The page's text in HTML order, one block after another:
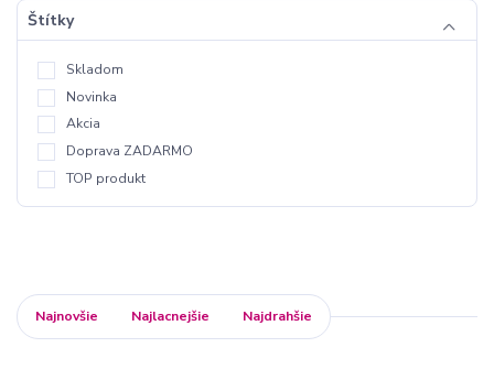
Štítky
Skladom
Novinka
Akcia
Doprava ZADARMO
TOP produkt
Najnovšie Najlacnejšie Najdrahšie